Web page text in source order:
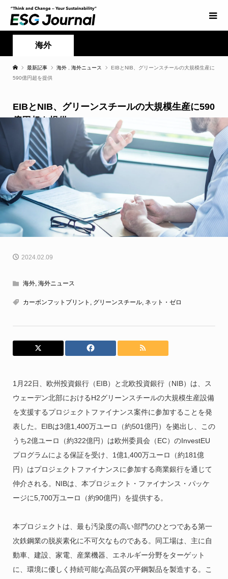
海外
最新記事 海外 海外ニュース
EIBとNIB、グリーンスチールの大規模生産に
590億円超を提供
EIBとNIB、グリーンスチールの大規模生産に590
億円超を提供
2024.02.09
海外, 海外ニュース
カーボンフットプリント , グリーンスチール, ネット・ゼロ
1月22日、欧州投資銀行（EIB）と北欧投資銀行（NIB）は、ス
ウェーデン北部におけるH2グリーンスチールの大規模生産設備
を支援するプロジェクトファイナンス案件に参加することを発
表した。EIBは3億1,400万ユーロ（約501億円）を拠出し、この
うち2億ユーロ（約322億円）は欧州委員会（EC）のInvestEU
プログラムによる保証を受け、1億1,400万ユーロ（約181億
円）はプロジェクトファイナンスに参加する商業銀行を通じて
仲介される。NIBは、本プロジェクト・ファイナンス・パッケ
ージに5,700万ユーロ（約90億円）を提供する。
本プロジェクトは、最も汚染度の高い部門のひとつである第一
次鉄鋼業の脱炭素化に不可欠なものである。同工場は、主に自
動車、建設、家電、産業機器、エネルギー分野をターゲット
に、環境に優しく持続可能な高品質の平鋼製品を製造する。こ